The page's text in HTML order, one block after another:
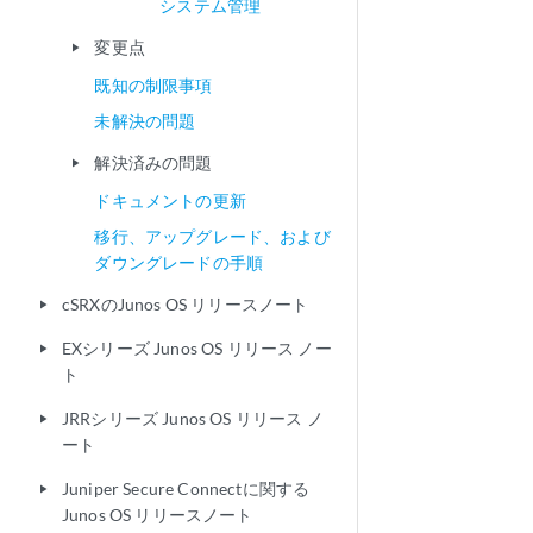
システム管理
play_arrow
変更点
既知の制限事項
未解決の問題
play_arrow
解決済みの問題
ドキュメントの更新
移行、アップグレード、および
ダウングレードの手順
play_arrow cSRXのJunos OS リリースノート
play_arrow
EXシリーズ Junos OS リリース ノー
ト
play_arrow
JRRシリーズ Junos OS リリース ノ
ート
play_arrow
Juniper Secure Connectに関する
Junos OS リリースノート